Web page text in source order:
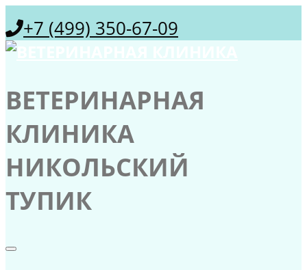
+7 (499) 350-67-09
ВЕТЕРИНАРНАЯ
КЛИНИКА
НИКОЛЬСКИЙ
ТУПИК